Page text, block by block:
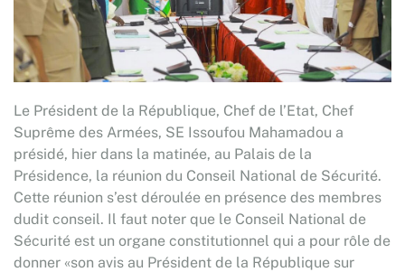
Le Président de la République, Chef de l’Etat, Chef
Suprême des Armées, SE Issoufou Mahamadou a
présidé, hier dans la matinée, au Palais de la
Présidence, la réunion du Conseil National de Sécurité.
Cette réunion s’est déroulée en présence des membres
dudit conseil. Il faut noter que le Conseil National de
Sécurité est un organe constitutionnel qui a pour rôle de
donner «son avis au Président de la République sur